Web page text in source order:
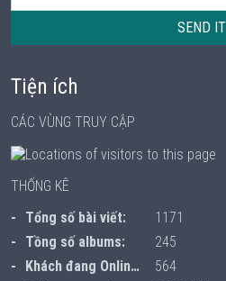
SEND IT
Tiện ích
CÁC VÙNG TRUY CẬP
THỐNG KÊ
Tổng số bài viết:
1171
Tồng số albums:
245
Khách đang Online:
564